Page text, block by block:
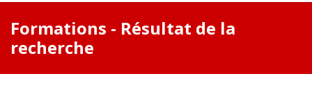
Formations - Résultat de la
recherche